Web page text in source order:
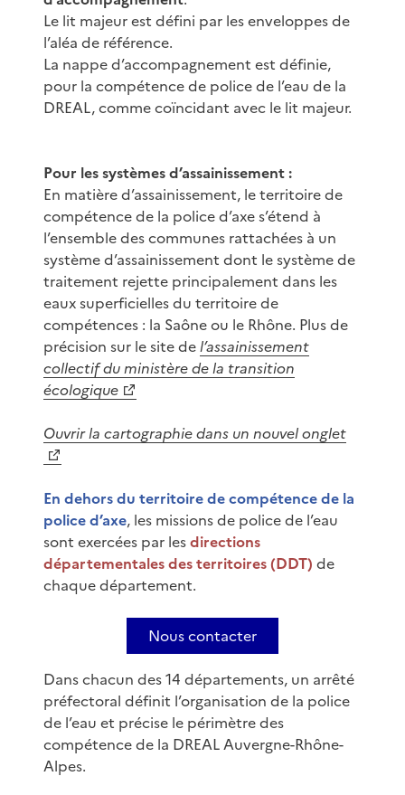
Le lit majeur est défini par les enveloppes de
l’aléa de référence.
La nappe d’accompagnement est définie,
pour la compétence de police de l’eau de la
DREAL, comme coïncidant avec le lit majeur.
Pour les systèmes d’assainissement :
En matière d’assainissement, le territoire de
compétence de la police d’axe s’étend à
l’ensemble des communes rattachées à un
système d’assainissement dont le système de
traitement rejette principalement dans les
eaux superficielles du territoire de
compétences : la Saône ou le Rhône. Plus de
précision sur le site del’assainissement
collectif du ministère de la transition
écologique
Ouvrir la cartographie dans un nouvel onglet
En dehors du territoire de compétence de la
police d’axe, les missions de police de l’eau
sont exercées par lesdirections
départementales des territoires (DDT) de
chaque département.
Nous contacter
Dans chacun des 14 départements, un arrêté
préfectoral définit l’organisation de la police
de l’eau et précise le périmètre des
compétence de la DREAL Auvergne-Rhône-
Alpes.